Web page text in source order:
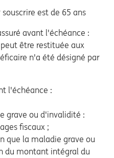
est de 65 ans
avant l'échéance :
être restituée aux
n'a été désigné par
l'échéance :
grave ou d'invalidité :
fiscaux ;
que la maladie grave ou
du montant intégral du